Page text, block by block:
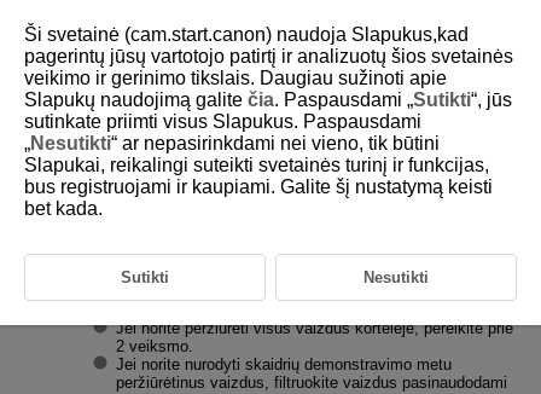
D180-160
Skaidrių demonstravimas
Galite kortelėje laikomas nuotraukas peržiūrėti automatinio skaidrių
Jei norite peržiūrėti visus vaizdus kortelėje, pereikite prie
2 veiksmo.
Jei norite nurodyti skaidrių demonstravimo metu
peržiūrėtinus vaizdus, filtruokite vaizdus pasinaudodami
Ši svetainė (cam.start.canon) naudoja Slapukus,kad
pagerintų jūsų vartotojo patirtį ir analizuotų šios svetainės
veikimo ir gerinimo tikslais. Daugiau sužinoti apie
Slapukų naudojimą galite čia. Paspausdami „Sutikti“, jūs
sutinkate priimti visus Slapukus. Paspausdami
„Nesutikti“ ar nepasirinkdami nei vieno, tik būtini
Slapukai, reikalingi suteikti svetainės turinį ir funkcijas,
bus registruojami ir kaupiami. Galite šį nustatymą keisti
bet kada.
Sutikti Nesutikti